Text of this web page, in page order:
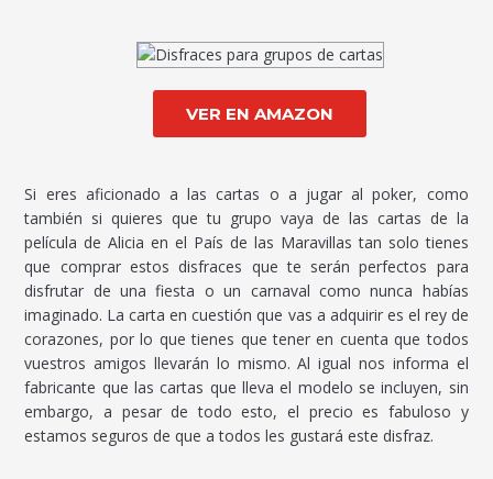
VER EN AMAZON
Si eres aficionado a las cartas o a jugar al poker, como
también si quieres que tu grupo vaya de las cartas de la
película de Alicia en el País de las Maravillas tan solo tienes
que comprar estos disfraces que te serán perfectos para
disfrutar de una fiesta o un carnaval como nunca habías
imaginado. La carta en cuestión que vas a adquirir es el rey de
corazones, por lo que tienes que tener en cuenta que todos
vuestros amigos llevarán lo mismo. Al igual nos informa el
fabricante que las cartas que lleva el modelo se incluyen, sin
embargo, a pesar de todo esto, el precio es fabuloso y
estamos seguros de que a todos les gustará este disfraz.